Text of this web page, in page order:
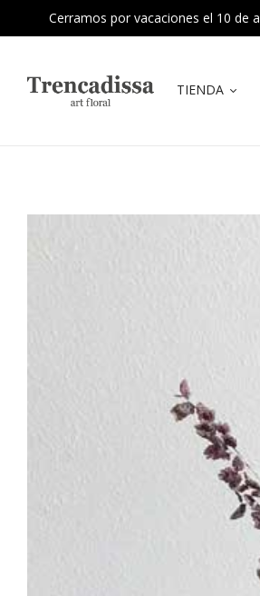
Cerramos por vacaciones el 10 de
TIENDA